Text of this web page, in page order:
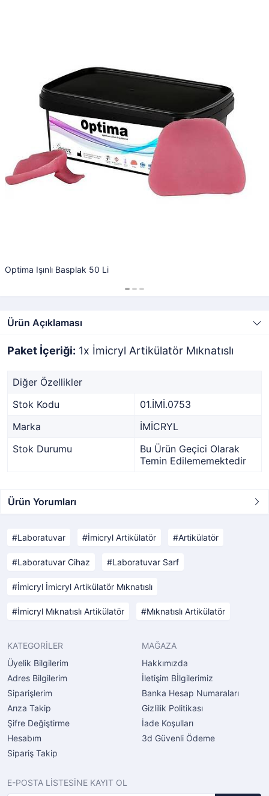
Optima Işınlı Basplak 50 Li
Ürün Açıklaması
Paket İçeriği: 1x İmicryl Artikülatör Mıknatıslı
Diğer Özellikler
Stok Kodu
01.İMİ.0753
Marka
İMİCRYL
Stok Durumu
Bu Ürün Geçici Olarak
Temin Edilememektedir
Ürün Yorumları
Laboratuvar İmicryl Artikülatör Artikülatör
Laboratuvar Cihaz Laboratuvar Sarf
İmicryl İmicryl Artikülatör Mıknatıslı
İmicryl Mıknatıslı Artikülatör Mıknatıslı Artikülatör
KATEGORİLER
Üyelik Bilgilerim
Adres Bilgilerim
Siparişlerim
Arıza Takip
Şifre Değiştirme
Hesabım
Sipariş Takip
MAĞAZA
Hakkımızda
İletişim Bİlgilerimiz
Banka Hesap Numaraları
Gizlilik Politikası
İade Koşulları
3d Güvenli Ödeme
E-POSTA LİSTESİNE KAYIT OL